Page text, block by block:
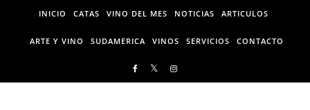
Skip to content
INICIO CATAS VINO DEL MES NOTICIAS ARTICULOS
ARTE Y VINO SUDAMERICA VINOS SERVICIOS CONTACTO